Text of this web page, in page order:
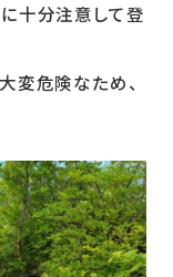
十分注意して登
変危険なため、